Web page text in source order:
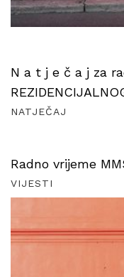
N a t j e č a j za
NATJEČAJ
Radno vrijeme
VIJESTI